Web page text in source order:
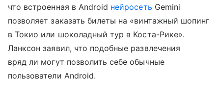
что встроенная в Android нейросеть Gemini
позволяет заказать билеты на «винтажный шопинг
в Токио или шоколадный тур в Коста-Рике».
Ланксон заявил, что подобные развлечения
вряд ли могут позволить себе обычные
пользователи Android.